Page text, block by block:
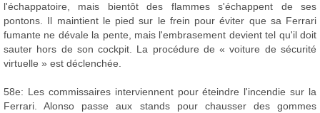
l'échappatoire, mais bientôt des flammes s'échappent de ses
pontons. Il maintient le pied sur le frein pour éviter que sa Ferrari
fumante ne dévale la pente, mais l'embrasement devient tel qu'il doit
sauter hors de son cockpit. La procédure de « voiture de sécurité
virtuelle » est déclenchée.
58e: Les commissaires interviennent pour éteindre l'incendie sur la
Ferrari. Alonso passe aux stands pour chausser des gommes